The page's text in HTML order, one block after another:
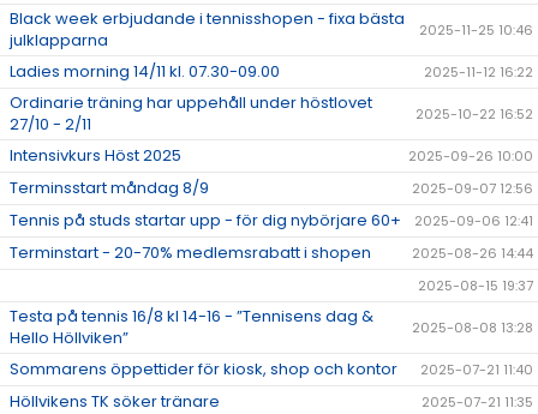
Black week erbjudande i tennisshopen - fixa bästa
julklapparna
2025-11-25 10:46
Ladies morning 14/11 kl. 07.30-09.00 2025-11-12 16:22
Ordinarie träning har uppehåll under höstlovet
27/10 - 2/11
2025-10-22 16:52
Intensivkurs Höst 2025 2025-09-26 10:00
Terminsstart måndag 8/9 2025-09-07 12:56
Tennis på studs startar upp - för dig nybörjare 60+ 2025-09-06 12:41
Terminstart - 20-70% medlemsrabatt i shopen
2025-08-26 14:44
2025-08-15 19:37
Testa på tennis 16/8 kl 14-16 - ”Tennisens dag &
Hello Höllviken”
2025-08-08 13:28
Sommarens öppettider för kiosk, shop och kontor 2025-07-21 11:40
Höllvikens TK söker tränare 2025-07-21 11:35